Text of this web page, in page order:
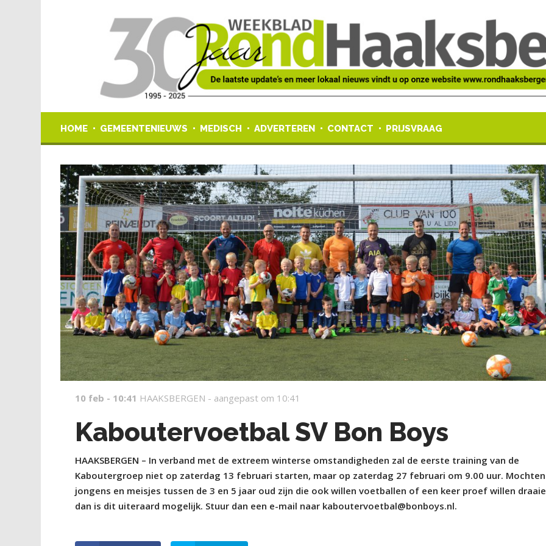
HOME GEMEENTENIEUWS MEDISCH ADVERTEREN CONTACT PRIJSVRAAG
10 feb - 10:41 HAAKSBERGEN - aangepast om 10:41
Kaboutervoetbal SV Bon Boys
HAAKSBERGEN – In verband met de extreem winterse omstandigheden zal de eerste training van de
Kaboutergroep niet op zaterdag 13 februari starten, maar op zaterdag 27 februari om 9.00 uur.
jongens en meisjes tussen de 3 en 5 jaar oud zijn die ook willen voetballen of een keer proef willen
dan is dit uiteraard mogelijk. Stuur dan een e-mail naar kaboutervoetbal@bonboys.nl.